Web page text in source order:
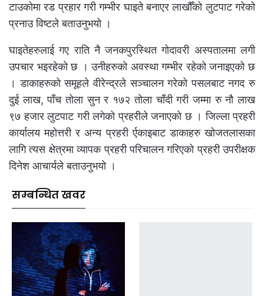
टाउकोमा रड प्रहार गरी गम्भीर घाइते बनाएर लाखौँको लुटपाट गरेको
प्रनाउ विष्टले बताउनुभयो ।
घाइतेहरुलाई गए राति नै जनकपुरस्थित गोदावरी अस्पतालमा लगी
उपचार भइरहेको छ । उनीहरुको अवस्था गम्भीर रहेको जनाइएको छ
। डाकाहरुको समूहले वीरेन्द्रले सञ्चालन गरेको पसलबाट नगद रु
दुई लाख, पाँच तोला सुन र १७२ तोला चाँदी गरी जम्मा रु नौ लाख
९७ हजार लुटपाट गरी लगेको प्रहरीले जनाएको छ । जिल्ला प्रहरी
कार्यालय महोत्तरी र अन्य प्रहरी र्एकाइबाट डाकाहरु खोजतलासका
लागि त्यस क्षेत्रमा व्यापक प्रहरी परिचालन गरिएको प्रहरी उपरीक्षक
दिनेश आचार्यले बताउनुभयो ।
सम्बन्धित खवर